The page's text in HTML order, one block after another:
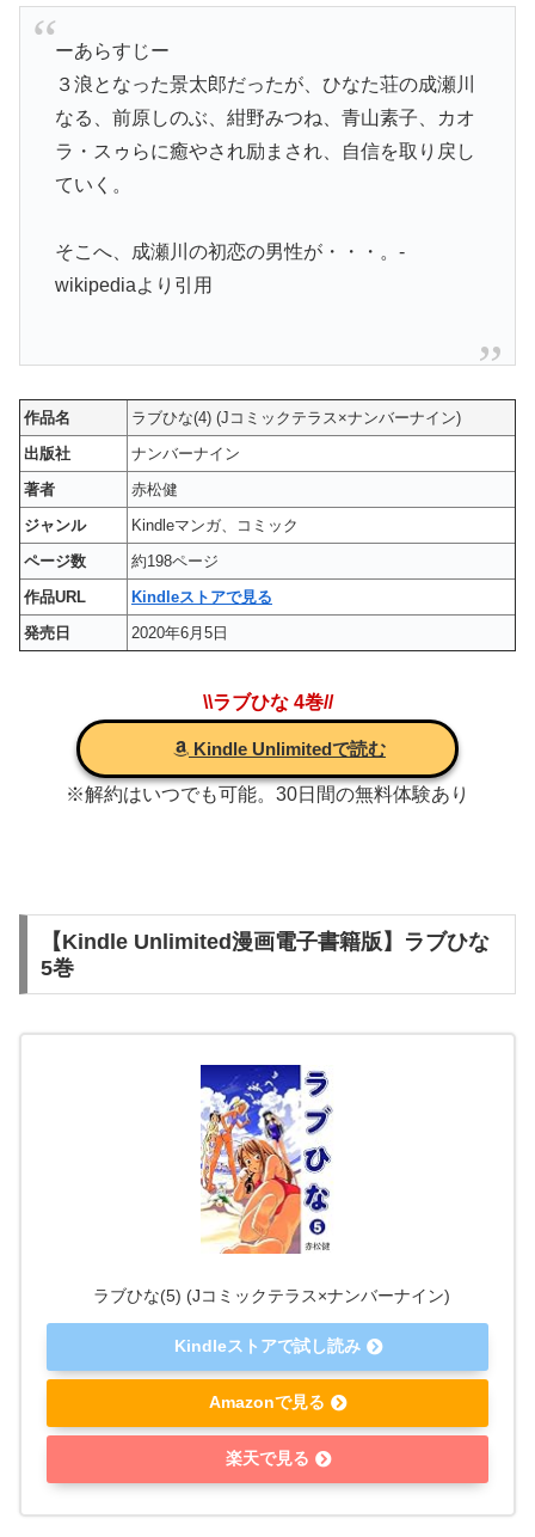
ーあらすじー
３浪となった景太郎だったが、ひなた荘の成瀬川
なる、前原しのぶ、紺野みつね、青山素子、カオ
ラ・スゥらに癒やされ励まされ、自信を取り戻し
ていく。
そこへ、成瀬川の初恋の男性が・・・。-
wikipediaより引用
作品名
ラブひな(4) (Jコミックテラス×ナンバーナイン)
出版社
ナンバーナイン
著者
赤松健
ジャンル
Kindleマンガ、コミック
ページ数
約198ページ
作品URL
Kindleストアで見る
発売日
2020年6月5日
\\ラブひな 4巻//
Kindle Unlimitedで読む
※解約はいつでも可能。30日間の無料体験あり
【Kindle Unlimited漫画電子書籍版】ラブひな
5巻
ラブひな(5) (Jコミックテラス×ナンバーナイン)
Kindleストアで試し読み
Amazonで見る
楽天で見る